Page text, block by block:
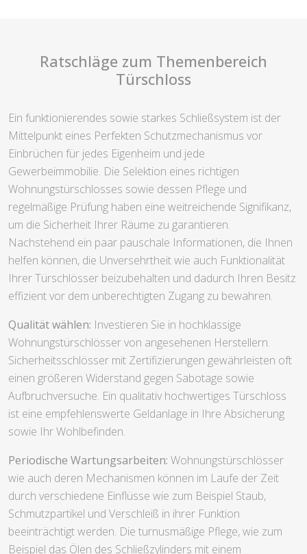
Ratschläge zum Themenbereich
Türschloss
Ein funktionierendes sowie starkes Schließsystem ist der
Mittelpunkt eines Perfekten Schutzmechanismus vor
Einbrüchen für jedes Eigenheim und jede
Gewerbeimmobilie. Die Selektion eines richtigen
Wohnungstürschlosses sowie dessen Pflege und
regelmäßige Prüfung haben eine weitreichende Signifikanz,
um die Sicherheit Ihrer Räume zu garantieren.
Nachstehend ein paar pauschale Informationen, die Ihnen
helfen können, die Unversehrtheit wie auch Funktionalität
Ihrer Türschlösser beizubehalten und dadurch Ihren Besitz
effizient vor dem unberechtigten Zugang zu bewahren.
Qualität wählen: Investieren Sie in hochklassige
Wohnungstürschlösser von angesehenen Herstellern.
Sicherheitsschlösser mit Zertifizierungen gewährleisten oft
einen größeren Widerstand gegen Sabotage sowie
Aufbruchversuche. Ein qualitativ hochwertiges Türschloss
ist eine empfehlenswerte Geldanlage in Ihre Absicherung
sowie Ihr Wohlbefinden.
Periodische Wartungsarbeiten: Wohnungstürschlösser
wie auch deren Mechanismen können im Laufe der Zeit
durch verschiedene Einflüsse wie zum Beispiel Staub,
Schmutzpartikel und Verschleiß in ihrer Funktion
beeinträchtigt werden. Die turnusmäßige Pflege, wie zum
Beispiel das Ölen des Schließzylinders mit einem